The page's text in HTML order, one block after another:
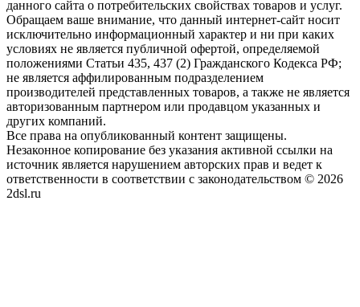
данного сайта о потребительских свойствах товаров и услуг.
Обращаем ваше внимание, что данный интернет-сайт носит
исключительно информационный характер и ни при каких
условиях не является публичной офертой, определяемой
положениями Статьи 435, 437 (2) Гражданского Кодекса РФ;
не является аффилированным подразделением
производителей представленных товаров, а также не является
авторизованным партнером или продавцом указанных и
других компаний.
Все права на опубликованный контент защищены.
Незаконное копирование без указания активной ссылки на
источник является нарушением авторских прав и ведет к
ответственности в соответствии с законодательством © 2026
2dsl.ru